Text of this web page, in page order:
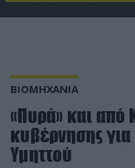
ΒΙΟΜΗΧΑΝΙΑ
«Πυρά» και από
κυβέρνησης για
Υμηττού